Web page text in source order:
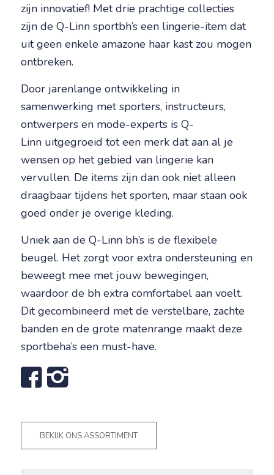
zijn innovatief! Met drie prachtige collecties
zijn de Q-Linn sportbh’s een lingerie-item dat
uit geen enkele amazone haar kast zou mogen
ontbreken.
Door jarenlange ontwikkeling in
samenwerking met sporters, instructeurs,
ontwerpers en mode-experts is Q-
Linn uitgegroeid tot een merk dat aan al je
wensen op het gebied van lingerie kan
vervullen. De items zijn dan ook niet alleen
draagbaar tijdens het sporten, maar staan ook
goed onder je overige kleding.
Uniek aan de Q-Linn bh’s is de flexibele
beugel. Het zorgt voor extra ondersteuning en
beweegt mee met jouw bewegingen,
waardoor de bh extra comfortabel aan voelt.
Dit gecombineerd met de verstelbare, zachte
banden en de grote matenrange maakt deze
sportbeha’s een must-have.
BEKIJK ONS ASSORTIMENT